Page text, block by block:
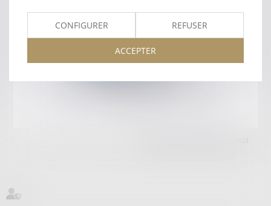
Honoraires Plan du site
amicale AA -COvea
CONFIGURER REFUSER
ACCEPTER